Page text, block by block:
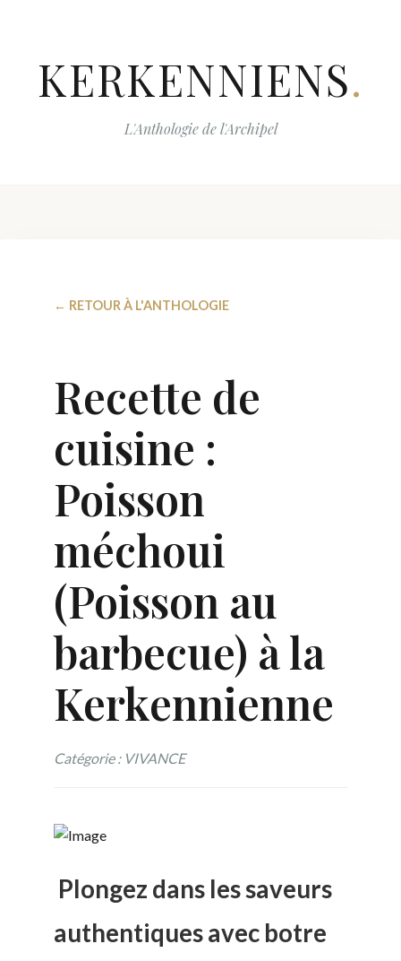
KERKENNIENS.
L'Anthologie de l'Archipel
← RETOUR À L'ANTHOLOGIE
Recette de
cuisine :
Poisson
méchoui
(Poisson au
barbecue) à la
Kerkennienne
Catégorie : VIVANCE
Plongez dans les saveurs
authentiques avec botre